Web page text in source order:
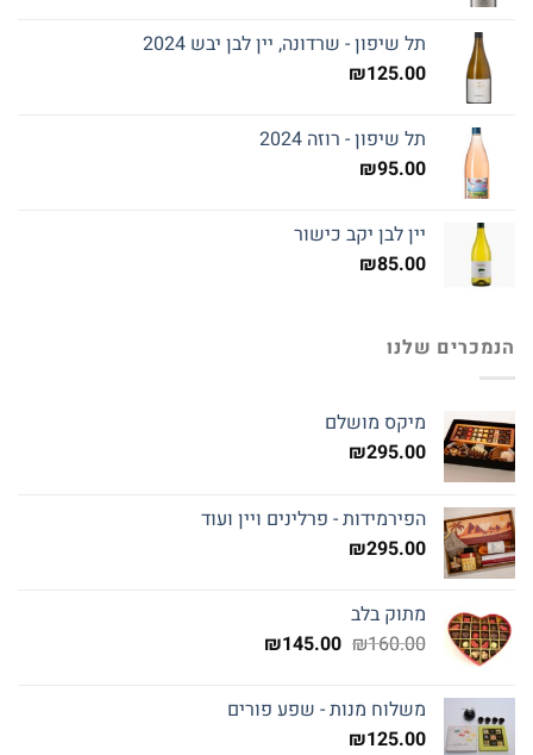
תל שיפון - שרדונה, יין לבן יבש 2024
₪125.00
תל שיפון - רוזה 2024
₪95.00
יין לבן יקב כישור
₪85.00
הנמכרים שלנו
מיקס מושלם
₪295.00
הפירמידות - פרלינים ויין ועוד
₪295.00
מתוק בלב
₪160.00
המחיר
₪160.00.
₪145.00
המחיר
₪145.00.
משלוח מנות - שפע פורים
₪125.00